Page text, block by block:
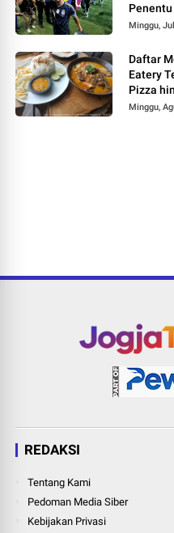
Minggu,
Daftar
Eatery
Pizza
Minggu,
REDAKSI
Tentang Kami
Pedoman Media Siber
Kebijakan Privasi